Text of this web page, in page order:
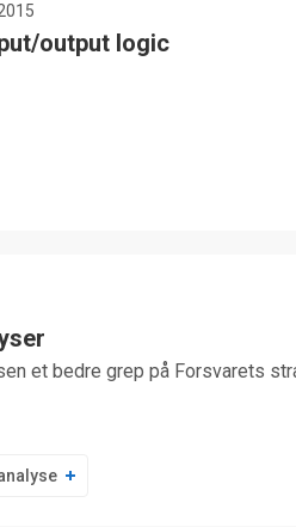
output logic
et bedre grep på Forsvarets